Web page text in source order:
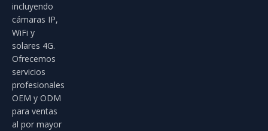
incluyendo
cámaras IP,
WiFi y
solares 4G.
Ofrecemos
servicios
profesionales
OEM y ODM
para ventas
al por mayor